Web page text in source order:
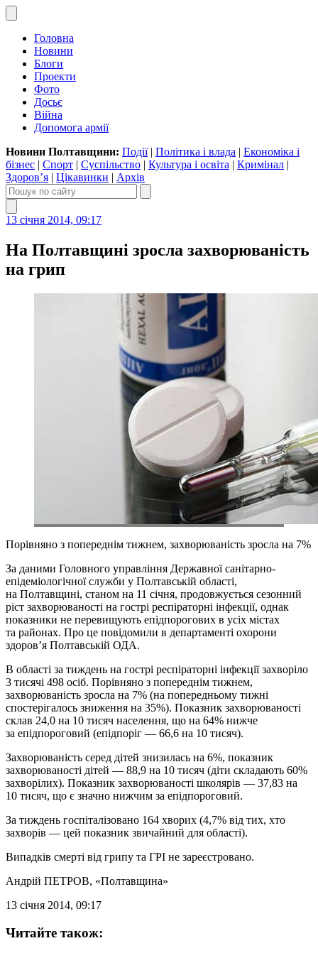
Головна
Новини
Блоги
Проекти
Фото
Досьє
Війна
Допомога армії
Новини Полтавщини: Події| Політика і влада | Економіка і
бізнес | Спорт | Суспільство | Культура і освіта | Кримінал |
Здоров’я | Цікавинки | Архів
13 січня 2014, 09:17
На Полтавщині зросла захворюваність
на грип
Порівняно з попереднім тижнем, захворюваність зросла на 7%
За даними Головного управління Державної санітарно-
епідеміологічної служби у Полтавській області,
на Полтавщині, станом на 11 січня, продовжується сезонний
ріст захворюваності на гострі респіраторні інфекції, однак
показники не перевищують епідпорогових в усіх містах
та районах. Про це повідомили в департаменті охорони
здоров’я Полтавській ОДА.
В області за тиждень на гострі респіраторні інфекції захворіло
3 тисячі 498 осіб. Порівняно з попереднім тижнем,
захворюваність зросла на 7% (на попередньому тижні
спостерігалось зниження на 35%). Показник захворюваності
склав 24,0 на 10 тисяч населення, що на 64% нижче
за епідпороговий (епідпоріг — 66,6 на 10 тисяч).
Захворюваність серед дітей знизилась на 6%, показник
захворюваності дітей — 88,9 на 10 тисяч (діти складають 60%
захворілих). Показник захворюваності школярів — 37,83 на
10 тисяч, що є значно нижчим за епідпороговий.
За тиждень госпіталізовано 164 хворих (4,7% від тих, хто
захворів — цей показник звичайний для області).
Випадків смерті від грипу та ГРІ не зареєстровано.
Андрій ПЕТРОВ, «Полтавщина»
13 січня 2014, 09:17
Читайте також: